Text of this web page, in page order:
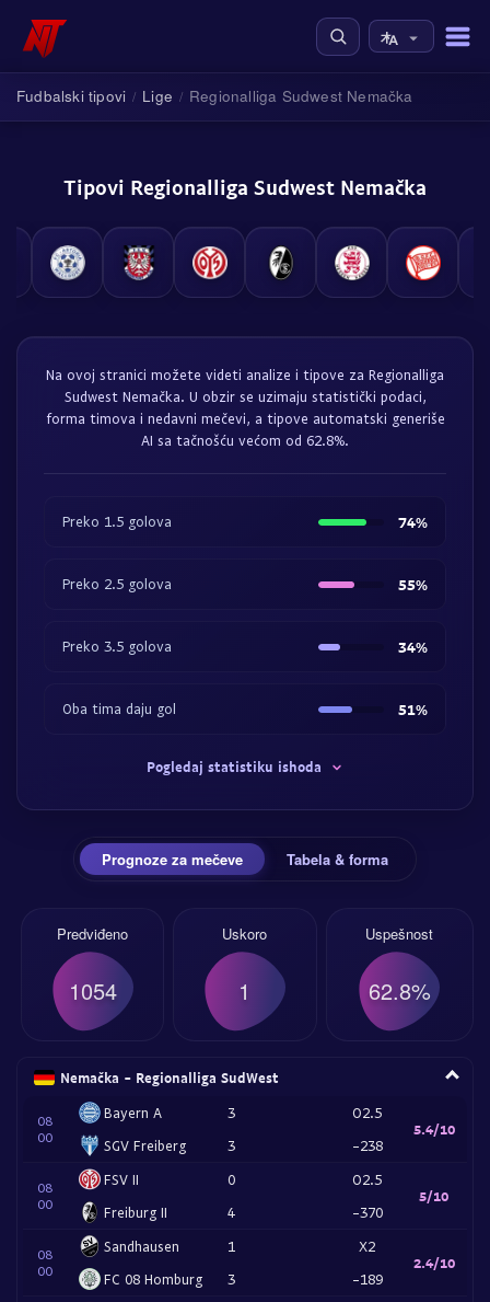
Fudbalski tipovi / Lige / Regionalliga Sudwest Nemačka
Tipovi Regionalliga Sudwest Nemačka
Na ovoj stranici možete videti analize i tipove za Regionalliga
Sudwest Nemačka. U obzir se uzimaju statistički podaci,
forma timova i nedavni mečevi, a tipove automatski generiše
AI sa tačnošću većom od 62.8%.
Preko 1.5 golova 74%
Preko 2.5 golova 55%
Preko 3.5 golova 34%
Oba tima daju gol 51%
Pogledaj statistiku ishoda
Prognoze za mečeve Tabela & forma
Predviđeno
1054
Uskoro
1
Uspešnost
62.8%
Nemačka - Regionalliga SudWest
08
00
Bayern A
SGV Freiberg
3
3
O2.5
-238
5.4/10
08
00
FSV II
Freiburg II
0
4
O2.5
-370
5/10
08
00
Sandhausen
FC 08 Homburg
1
3
X2
-189
2.4/10